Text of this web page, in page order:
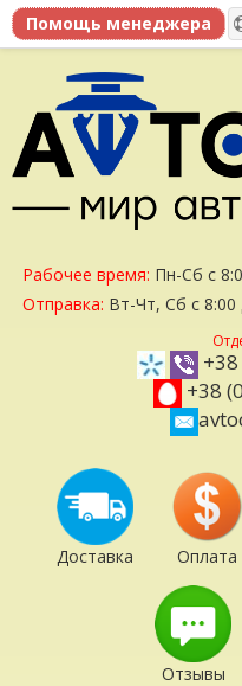
Рабочее время: Пн-Сб с
Отправка: Вт-Чт, Сб с 8:00
+38
Доставка Оплата
Отзывы